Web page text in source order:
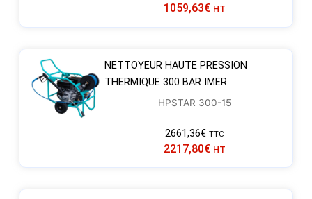
1059,63€ HT
NETTOYEUR HAUTE PRESSION
THERMIQUE 300 BAR IMER
HPSTAR 300-15
2661,36€ TTC
2217,80€ HT